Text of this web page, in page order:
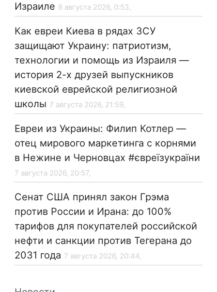
Израиле 8 августа 2026, 0:53,
Как евреи Киева в рядах ЗСУ
защищают Украину: патриотизм,
технологии и помощь из Израиля —
история 2-х друзей выпускников
киевской еврейской религиозной
школы 7 августа 2026, 21:59,
Евреи из Украины: Филип Котлер —
отец мирового маркетинга с корнями
в Нежине и Черновцах #євреїзукраїни
7 августа 2026, 20:57,
Сенат США принял закон Грэма
против России и Ирана: до 100%
тарифов для покупателей российской
нефти и санкции против Тегерана до
2031 года 7 августа 2026, 20:44,